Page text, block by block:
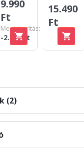
9.990
Ft
Megtakarítás:
-2.900 Ft
15.490
Ft
(2)